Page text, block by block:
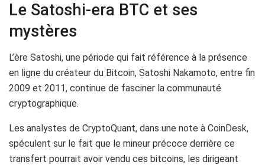
Le Satoshi-era BTC et ses
mystères
L’ère Satoshi, une période qui fait référence à la présence
en ligne du créateur du Bitcoin, Satoshi Nakamoto, entre fin
2009 et 2011, continue de fasciner la communauté
cryptographique.
Les analystes de CryptoQuant, dans une note à CoinDesk,
spéculent sur le fait que le mineur précoce derrière ce
transfert pourrait avoir vendu ces bitcoins, les dirigeant